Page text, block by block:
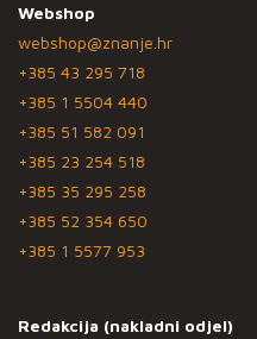
Webshop
webshop@znanje.hr
+385 43 295 718
+385 1 5504 440
+385 51 582 091
+385 23 254 518
+385 35 295 258
+385 52 354 650
+385 1 5577 953
Redakcija (nakladni odjel)